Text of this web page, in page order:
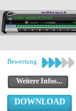
Bewertung:
Weitere Infos...
DOWNLOAD